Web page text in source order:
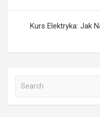
Kurs Elektryka: Jak